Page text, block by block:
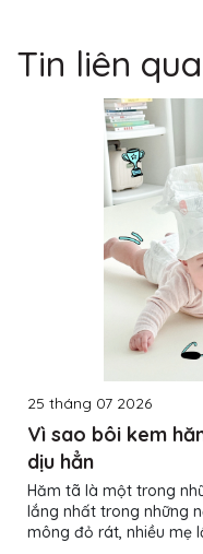
Tin liên
25 tháng 07 2026
Vì sao bôi kem
dịu hẳn
Hăm tã là một trong
lắng nhất trong những
mông đỏ rát, nhiều mẹ